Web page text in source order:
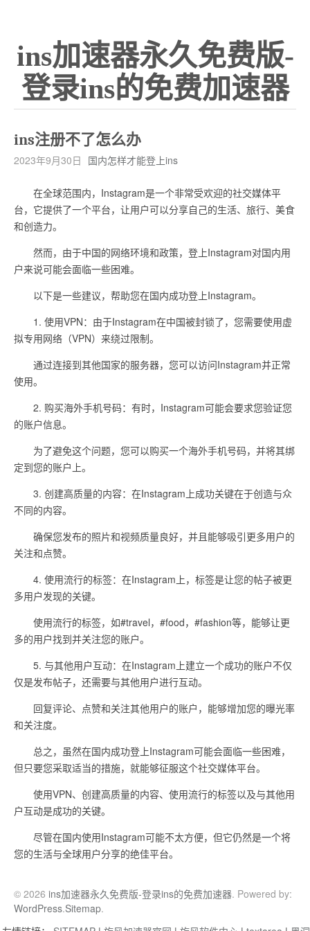
ins加速器永久免费版-
登录ins的免费加速器
ins注册不了怎么办
2023年9月30日 国内怎样才能登上ins
在全球范围内，Instagram是一个非常受欢迎的社交媒体平
台，它提供了一个平台，让用户可以分享自己的生活、旅行、美食
和创造力。
然而，由于中国的网络环境和政策，登上Instagram对国内用
户来说可能会面临一些困难。
以下是一些建议，帮助您在国内成功登上Instagram。
1. 使用VPN：由于Instagram在中国被封锁了，您需要使用虚
拟专用网络（VPN）来绕过限制。
通过连接到其他国家的服务器，您可以访问Instagram并正常
使用。
2. 购买海外手机号码：有时，Instagram可能会要求您验证您
的账户信息。
为了避免这个问题，您可以购买一个海外手机号码，并将其绑
定到您的账户上。
3. 创建高质量的内容：在Instagram上成功关键在于创造与众
不同的内容。
确保您发布的照片和视频质量良好，并且能够吸引更多用户的
关注和点赞。
4. 使用流行的标签：在Instagram上，标签是让您的帖子被更
多用户发现的关键。
使用流行的标签，如#travel，#food，#fashion等，能够让更
多的用户找到并关注您的账户。
5. 与其他用户互动：在Instagram上建立一个成功的账户不仅
仅是发布帖子，还需要与其他用户进行互动。
回复评论、点赞和关注其他用户的账户，能够增加您的曝光率
和关注度。
总之，虽然在国内成功登上Instagram可能会面临一些困难，
但只要您采取适当的措施，就能够征服这个社交媒体平台。
使用VPN、创建高质量的内容、使用流行的标签以及与其他用
户互动是成功的关键。
尽管在国内使用Instagram可能不太方便，但它仍然是一个将
您的生活与全球用户分享的绝佳平台。
© 2026 ins加速器永久免费版-登录ins的免费加速器. Powered by:
WordPress.Sitemap.